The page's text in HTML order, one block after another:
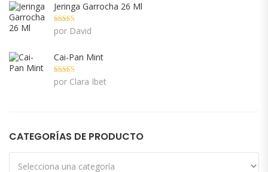
Jeringa Garrocha 26 Ml
Valorado con
5 de 5
por David
Cai-Pan Mint
Valorado con
5 de 5
por Clara Ibet
CATEGORÍAS DE PRODUCTO